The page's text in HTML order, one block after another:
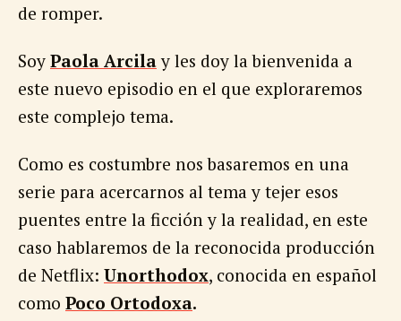
de romper.
Soy Paola Arcilay les doy la bienvenida a
este nuevo episodio en el que exploraremos
este complejo tema.
Como es costumbre nos basaremos en una
serie para acercarnos al tema y tejer esos
puentes entre la ficción y la realidad, en este
caso hablaremos de la reconocida producción
de Netflix: Unorthodox, conocida en español
como Poco Ortodoxa.